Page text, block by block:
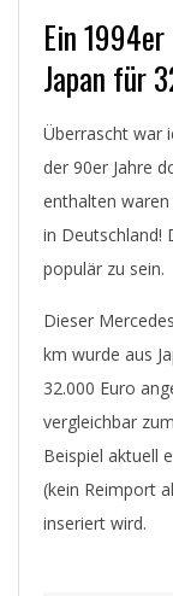
Ein
Japan für
Überrascht war
der 90er Jahre
enthalten
in Deutschland!
populär zu sein.
Dieser
km wurde aus
32.000 Euro
vergleichbar
Beispiel aktuell
(kein Reimport
inseriert wird.